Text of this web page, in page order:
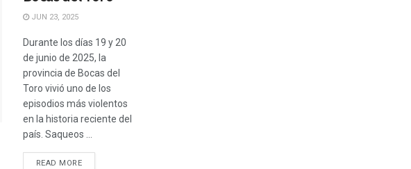
JUN 23, 2025
Durante los días 19 y 20
de junio de 2025, la
provincia de Bocas del
Toro vivió uno de los
episodios más violentos
en la historia reciente del
país. Saqueos ...
READ MORE